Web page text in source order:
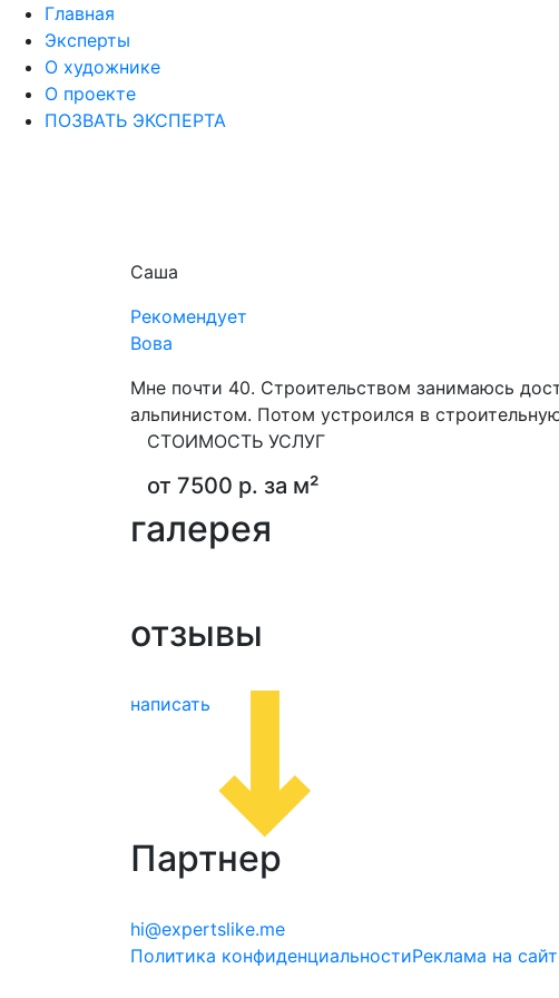
Главная
Эксперты
О художнике
О проекте
ПОЗВАТЬ ЭКСПЕРТА
Саша
Рекомендует
Вова
Мне почти 40. Строительством занимаюсь
альпинистом. Потом устроился в
СТОИМОСТЬ УСЛУГ
от 7500 р. за м²
галерея
отзывы
написать
Партнер
hi@expertslike.me
Политика конфиденциальностиРеклама на